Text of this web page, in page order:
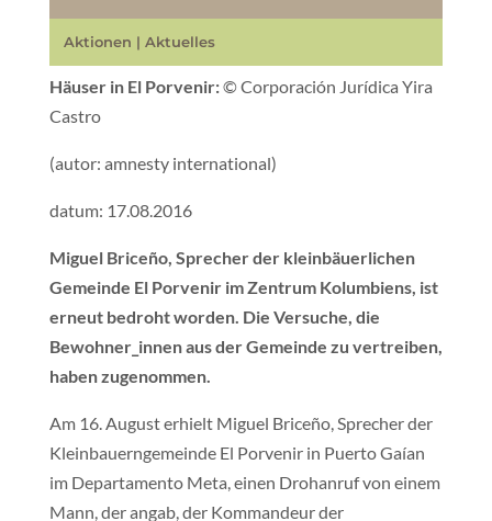
Aktionen | Aktuelles
Häuser in El Porvenir:© Corporación Jurídica Yira
Castro
(autor: amnesty international)
datum: 17.08.2016
Miguel Briceño, Sprecher der kleinbäuerlichen
Gemeinde El Porvenir im Zentrum Kolumbiens, ist
erneut bedroht worden. Die Versuche, die
Bewohner_innen aus der Gemeinde zu vertreiben,
haben zugenommen.
Am 16. August erhielt Miguel Briceño, Sprecher der
Kleinbauerngemeinde El Porvenir in Puerto Gaían
im Departamento Meta, einen Drohanruf von einem
Mann, der angab, der Kommandeur der